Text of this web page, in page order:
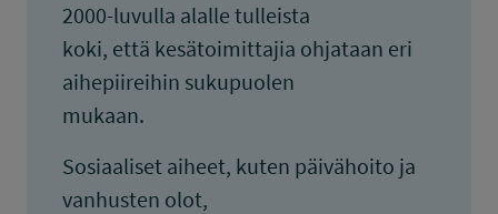
2000-luvulla alalle tulleista
koki, että kesätoimittajia ohjataan eri
aihepiireihin sukupuolen
mukaan.
Sosiaaliset aiheet, kuten päivähoito ja
vanhusten olot,